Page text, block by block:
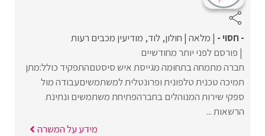
- חסוי - מלאה חולון לוד מודיעין מכבים רעות
פורסם לפני יותר מחודשיים
חברה מתמחה בתחומה מגייסת איש סיסטםהתפקיד כולל:מתן
תמיכה טכנית טלפונית ופרונטלית למשתמשיםעבודה מול
ספקי שירות המנוהלים בחברהפתיחת משתמשים ונתינת
הרשאות ...
מידע על המשרה